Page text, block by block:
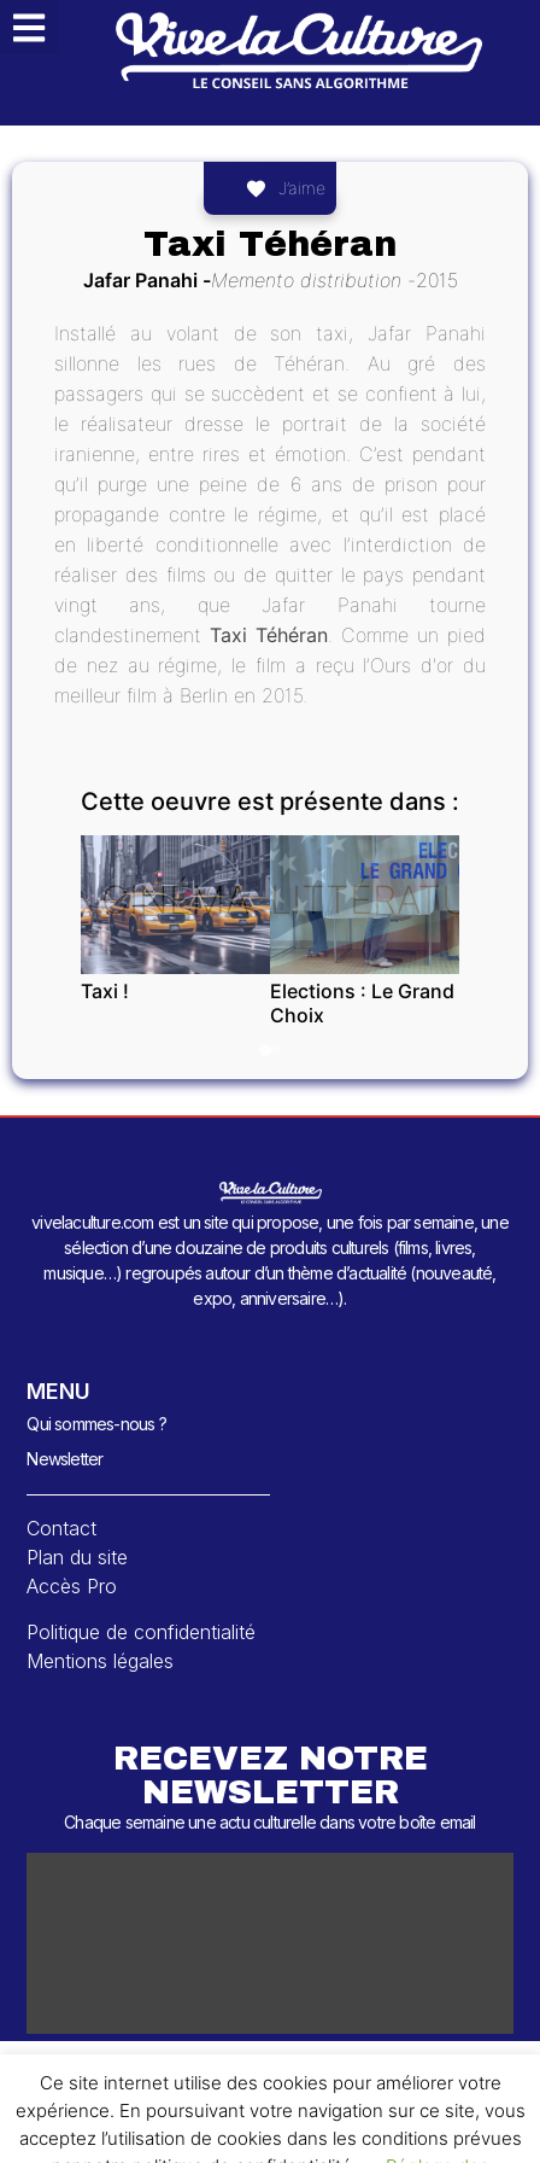
J’aime
Taxi Téhéran
Jafar Panahi Memento distribution 2015
Installé au volant de son taxi, Jafar Panahi
sillonne les rues de Téhéran. Au gré des
passagers qui se succèdent et se confient à lui,
le réalisateur dresse le portrait de la société
iranienne, entre rires et émotion. C’est pendant
qu’il purge une peine de 6 ans de prison pour
propagande contre le régime, et qu’il est placé
en liberté conditionnelle avec l’interdiction de
réaliser des films ou de quitter le pays pendant
vingt ans, que Jafar Panahi tourne
clandestinement Taxi Téhéran. Comme un pied
de nez au régime, le film a reçu l’Ours d'or du
meilleur film à Berlin en 2015.
Cette oeuvre est présente dans :
CINÉMA
Taxi !
LITTÉRATURE
Elections : Le Grand
Choix
vivelaculture.com est un site qui propose, une fois par semaine, une
sélection d’une douzaine de produits culturels (films, livres,
musique…) regroupés autour d’un thème d’actualité (nouveauté,
expo, anniversaire…).
MENU
Qui sommes-nous ?
Newsletter
Contact
Plan du site
Accès Pro
Politique de confidentialité
Mentions légales
RECEVEZ NOTRE
NEWSLETTER
Chaque semaine une actu culturelle dans votre boîte email
© 2026 – 2 ème Round – Tous droits réservés.
Ce site internet utilise des cookies pour améliorer votre
expérience. En poursuivant votre navigation sur ce site, vous
acceptez l’utilisation de cookies dans les conditions prévues